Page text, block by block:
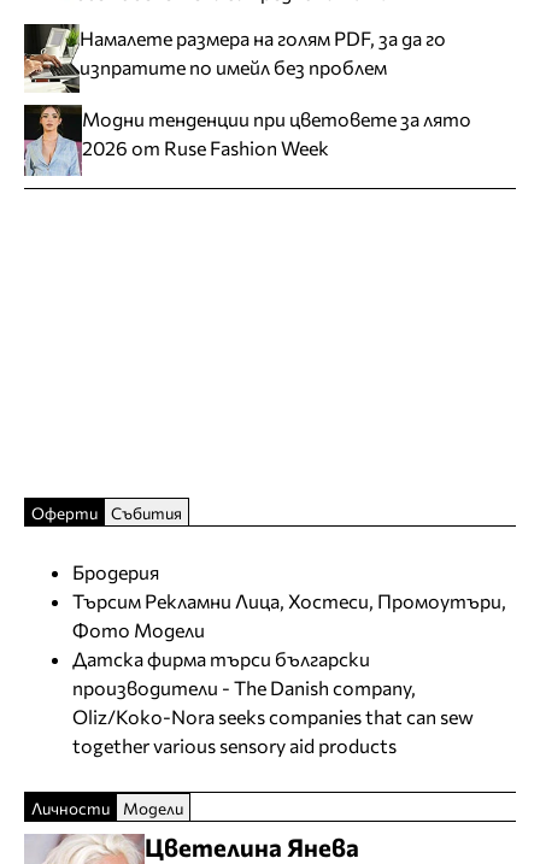
Намалете размера на голям PDF, за да го
изпратите по имейл без проблем
Модни тенденции при цветовете за лято
2026 от Ruse Fashion Week
Оферти Събития
Бродерия
Търсим Рекламни Лица, Хостеси, Промоутъри,
Фото Модели
Датска фирма търси български
производители - The Danish company,
Oliz/Koko-Nora seeks companies that can sew
together various sensory aid products
Личности Модели
Цветелина Янева